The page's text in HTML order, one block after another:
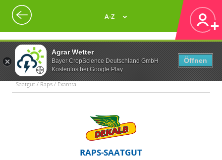
Agrar Wetter
Bayer CropScience Deutschland GmbH
Kostenlos bei Google Play
Öffnen
A-Z
Saatgut / Raps / Exantra
RAPS-SAATGUT